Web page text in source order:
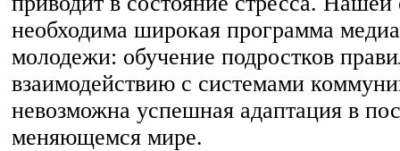
необходима широкая программа
молодежи: обучение подростков
взаимодействию с системами
невозможна успешная адаптация в
меняющемся мире.